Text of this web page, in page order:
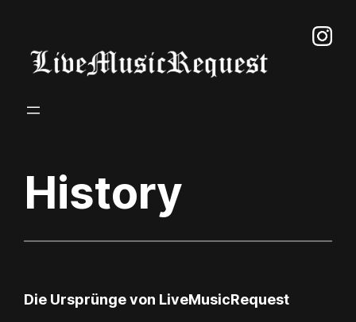
springen
History
Die Ursprünge von LiveMusicRequest